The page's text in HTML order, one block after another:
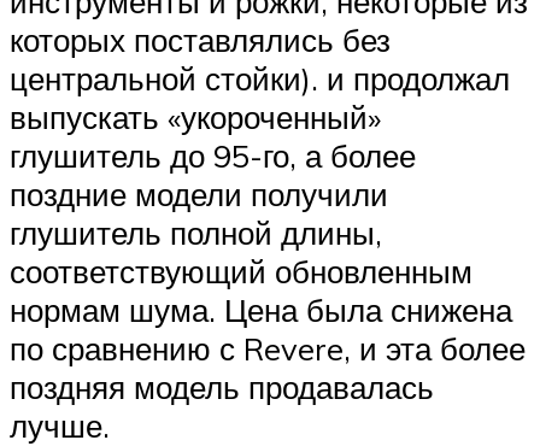
которых поставлялись без
центральной стойки). и продолжал
выпускать «укороченный»
глушитель до 95-го, а более
поздние модели получили
глушитель полной длины,
соответствующий обновленным
нормам шума. Цена была снижена
по сравнению с Revere, и эта более
поздняя модель продавалась
лучше.